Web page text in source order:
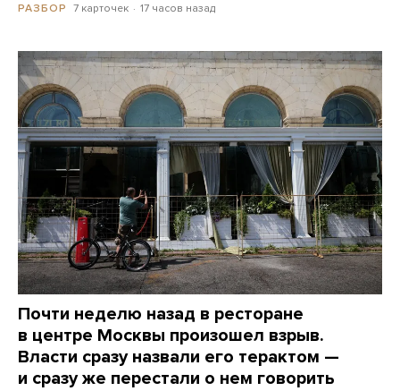
РАЗБОР 7 карточек 17 часов назад
Почти неделю назад в ресторане
в центре Москвы произошел взрыв.
Власти сразу назвали его терактом —
и сразу же перестали о нем говорить